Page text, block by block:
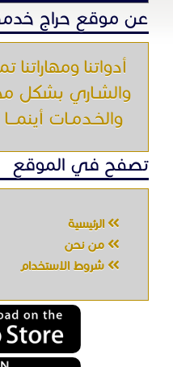
عن موقع حراج
أدواتنا ومهاراتنا
والشـاري بشكل
والخـدمـات
تصفح في الموقع
الرئيسية
من نحن
شروط الاستخدام